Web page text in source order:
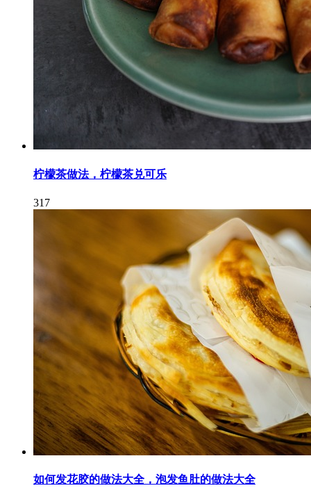
柠檬茶做法，柠檬茶兑可乐
317
如何发花胶的做法大全，泡发鱼肚的做法大全